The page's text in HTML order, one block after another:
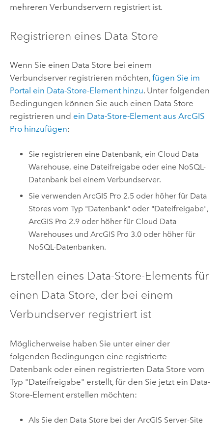
mehreren Verbundservern registriert ist.
Registrieren eines Data Store
Wenn Sie einen Data Store bei einem
Verbundserver registrieren möchten, fügen Sie im
Portal ein Data-Store-Element hinzu. Unter folgenden
Bedingungen können Sie auch einen Data Store
registrieren und ein Data-Store-Element aus ArcGIS
Prohinzufügen:
Sie registrieren eine Datenbank, ein Cloud Data
Warehouse, eine Dateifreigabe oder eine NoSQL-
Datenbank bei einem Verbundserver.
Sie verwendenArcGIS Pro 2.5 oder höher für Data
Stores vom Typ "Datenbank" oder "Dateifreigabe",
ArcGIS Pro 2.9 oder höher für Cloud Data
Warehouses undArcGIS Pro 3.0 oder höher für
NoSQL-Datenbanken.
Erstellen eines Data-Store-Elements für
einen Data Store, der bei einem
Verbundserver registriert ist
Möglicherweise haben Sie unter einer der
folgenden Bedingungen eine registrierte
Datenbank oder einen registrierten Data Store vom
Typ "Dateifreigabe" erstellt, für den Sie jetzt ein Data-
Store-Element erstellen möchten:
Als Sie den Data Store bei derArcGIS Server-Site